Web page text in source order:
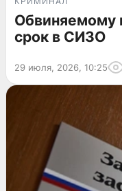
Обвиняемому
срок в СИЗО
29 июля, 2026, 10:25